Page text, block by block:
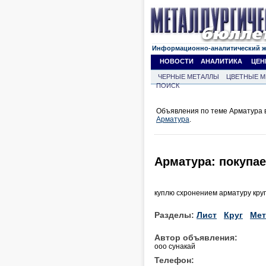
Информационно-аналитический
НОВОСТИ
АНАЛИТИКА
ЧЕРНЫЕ МЕТАЛЛЫ
ЦВЕТНЫЕ
ПОИСК
Объявления по теме Арматура
Арматура.
Арматура:
куплю схронением арматуру
Разделы: Лист Круг
Автор объявления:
ооо сунакай
Телефон: